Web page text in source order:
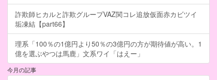
詐欺師ヒカルと詐欺グループVAZ関コレ追放仮面赤カビツイ
垢凍結【part66】
理系「100％の1億円より50％の3億円の方が期待値が高い。1
億を選ぶやつは馬鹿」文系ワイ「はえー」
今月の記事